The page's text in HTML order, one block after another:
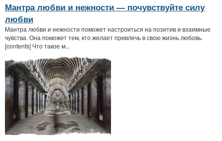
Мантра любви и нежности — почувствуйте силу
любви
Мантра любви и нежности поможет настроиться на позитив и взаимные
чувства. Она поможет тем, кто желает привлечь в свою жизнь любовь.
[contents] Что такое м...